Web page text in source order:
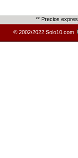
** Precios
© 2002/2022 Solo10.com